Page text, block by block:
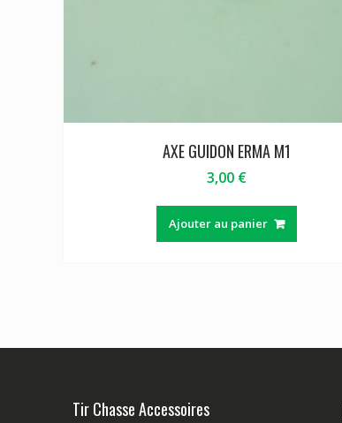
AXE GUIDON ERMA M1
3,00 €
Ajouter au panier
Tir Chasse Accessoires